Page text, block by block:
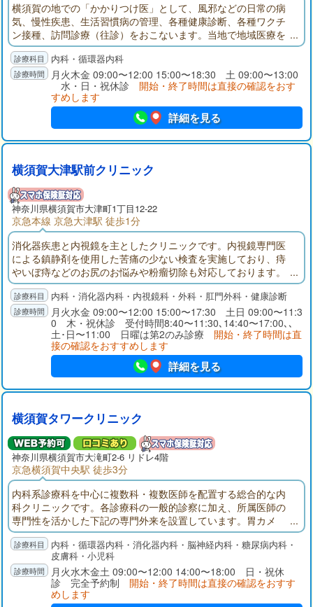
横須賀の地での「かかりつけ医」として、風邪などの日常の病
気、慢性疾患、生活習慣病の管理、各種健康診断、各種ワクチ
ン接種、訪問診療（往診）をおこないます。当地で地域医療を
担う者として、常に信頼できる各科専門医との繋がりを持っ
た、医療活動の拠点となるクリニックを目指しています。
内科・循環器内科
月火木金 09:00〜12:00 15:00〜18:30 土 09:00〜13:00
水・日・祝休診 開始・終了時間は直接の確認をおす
すめします
詳細を見る
横須賀大津駅前クリニック
神奈川県横須賀市大津町1丁目12-22
京急本線 京急大津駅 徒歩1分
消化器疾患と内視鏡を主としたクリニックです。内視鏡専門医
による鎮静剤を使用した苦痛の少ない検査を実施しており、痔
やいぼ痔などのお尻のお悩みや粉瘤切除も対応しております。
土日の検査対応・無料駐車場も完備しております。
内科・消化器内科・内視鏡科・外科・肛門外科・健康診断
月火水金 09:00〜12:00 15:00〜17:30 土日 09:00〜11:3
0 木・祝休診 受付時間8:40〜11:30､14:40〜17:00､､
土･日〜11:00 日曜は第2のみ診療 開始・終了時間は直
接の確認をおすすめします
詳細を見る
横須賀タワークリニック
神奈川県横須賀市大滝町2-6 リドレ4階
京急横須賀中央駅 徒歩3分
内科系診療科を中心に複数科・複数医師を配置する総合的な内
科クリニックです。各診療科の一般的診察に加え、所属医師の
専門性を活かした下記の専門外来を設置しています。胃カメ
ラ、大腸ファイバー、各種超音波（エコー）検査、単純Ｘ線撮
影検査に対応、常勤薬剤師によるお薬相談もお受けしていま
す。
内科・循環器内科・消化器内科・脳神経内科・糖尿病内科・
皮膚科・小児科
月火水木金土 09:00〜12:00 14:00〜18:00 日・祝休
診 完全予約制 開始・終了時間は直接の確認をおすす
めします